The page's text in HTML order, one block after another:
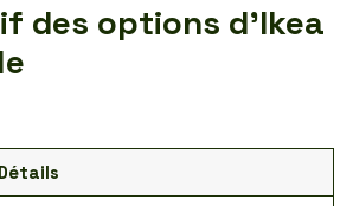
des options d’Ikea